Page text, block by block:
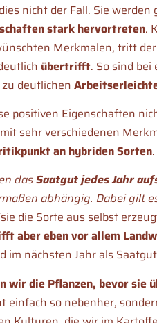
nicht der Fall. Sie
stark hervortreten.
Merkmalen, tritt
übertrifft. So sind
deutlichen
positiven Eigenschaften
sehr verschiedenen
an hybriden Sorten.
dasSaatgut jedes Jahr
abhängig. Dabei gilt
die Sorte aus selbst
aber eben vor allem
im nächsten Jahr als
wir die Pflanzen, bevor sie
einfach so nebenher,